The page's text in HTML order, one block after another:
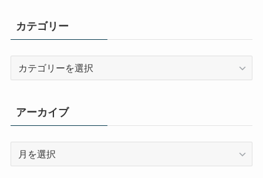
カテゴリー
リ
ー
アーカイブ